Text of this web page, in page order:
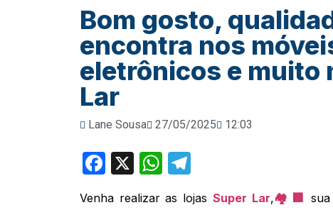
Bom gosto,
encontra nos
eletrônicos e muito
Lar
Lane Sousa 27/05/2025 12:03
Facebook
X WhatsApp
Venha realizar as lojas Super Lar,🏘️​🏢